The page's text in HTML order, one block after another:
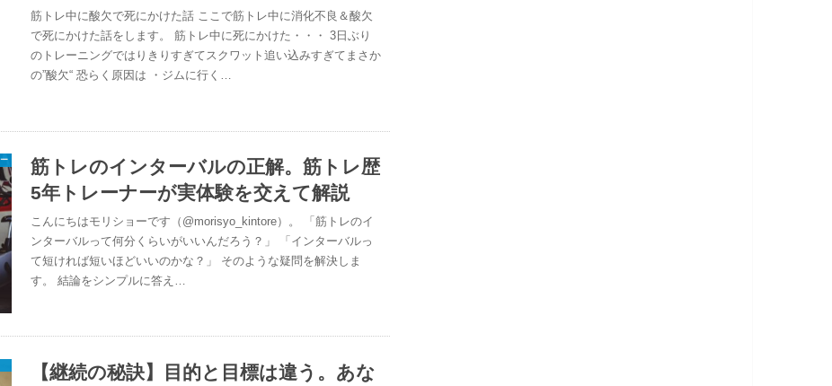
筋トレ中に酸欠で死にかけた話 ここで筋トレ中に消化不良＆酸欠
で死にかけた話をします。 筋トレ中に死にかけた・・・ 3日ぶり
のトレーニングではりきりすぎてスクワット追い込みすぎてまさか
の”酸欠“ 恐らく原因は ・ジムに行く…
筋トレのインターバルの正解。筋トレ歴
5年トレーナーが実体験を交えて解説
こんにちはモリショーです（@morisyo_kintore）。 「筋トレのイ
ンターバルって何分くらいがいいんだろう？」 「インターバルっ
て短ければ短いほどいいのかな？」 そのような疑問を解決しま
す。 結論をシンプルに答え…
【継続の秘訣】目的と目標は違う。あな